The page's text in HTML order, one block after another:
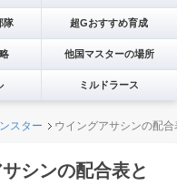
隊 超Gおすすめ育成
他国マスターの場所
ミルドラース
スター ウイングアサシンの配
シンの配合表と